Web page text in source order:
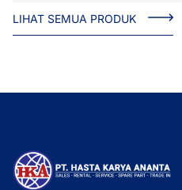
LIHAT SEMUA PRODUK